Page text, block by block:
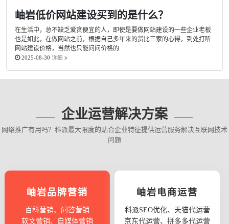
岫岩低价网站建设买到的是什么？
在生活中，总不缺乏爱贪便宜的人，即使是要做网站建设的一些企业老板
也是如此，在做网站之前，根据自己多年来的货比三家的心得，到处打听
网站建设价格，当然也只能问问价格的
2025-08-30 详细
企业运营解决方案
网络推广有用吗？科派最大限度的贴合企业特征提供运营服务解决互联网技术
问题
岫岩品牌营销
百科营销、问答营销
软文营销、自媒体营销
岫岩电商运营
科派SEO优化、天猫代运营
京东代运营、拼多多代运营